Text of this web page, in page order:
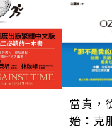
請自行推衍想像）
處都充滿著「豬隊
的負能量全面消除
首席豬隊友心理學
：正義魔人豬隊友
：死腦筋豬隊友
：傲嬌豬隊友
：口是心非豬隊友
：抓不到重點豬隊
：卡講攏係過去豬
當責，
始：克